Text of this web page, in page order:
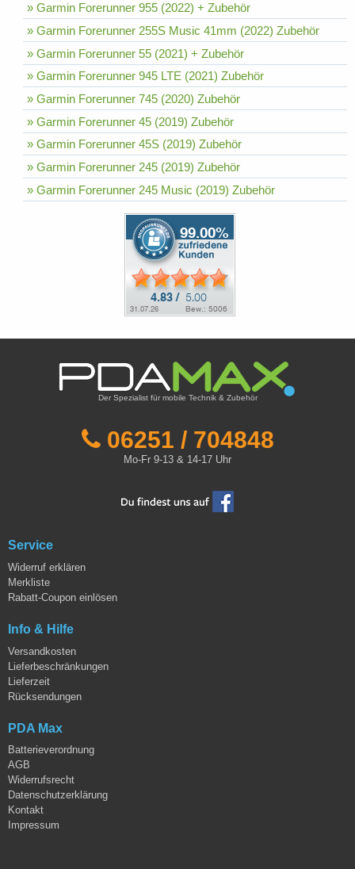
» Garmin Forerunner 955 (2022) + Zubehör
» Garmin Forerunner 255S Music 41mm (2022) Zubehör
» Garmin Forerunner 55 (2021) + Zubehör
» Garmin Forerunner 945 LTE (2021) Zubehör
» Garmin Forerunner 745 (2020) Zubehör
» Garmin Forerunner 45 (2019) Zubehör
» Garmin Forerunner 45S (2019) Zubehör
» Garmin Forerunner 245 (2019) Zubehör
» Garmin Forerunner 245 Music (2019) Zubehör
Der Spezialist für mobile Technik & Zubehör
06251 / 704848
Mo-Fr 9-13 & 14-17 Uhr
Service
Widerruf erklären
Merkliste
Rabatt-Coupon einlösen
Info & Hilfe
Versandkosten
Lieferbeschränkungen
Lieferzeit
Rücksendungen
PDA Max
Batterieverordnung
AGB
Widerrufsrecht
Datenschutzerklärung
Kontakt
Impressum